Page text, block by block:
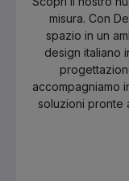
misura. Con
spazio in un
design italiano
accompagniamo
soluzioni pronte